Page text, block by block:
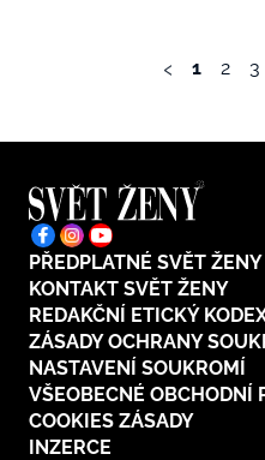
‹ 1 2 3
PŘEDPLATNÉ SVĚT ŽENY
KONTAKT SVĚT ŽENY
REDAKČNÍ ETICKÝ
ZÁSADY OCHRANY
NASTAVENÍ SOUKROMÍ
VŠEOBECNÉ OBCHODNÍ
COOKIES ZÁSADY
INZERCE